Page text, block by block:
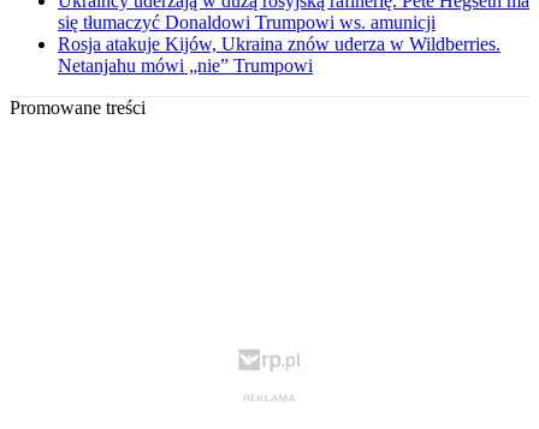
się tłumaczyć Donaldowi Trumpowi ws. amunicji
Rosja atakuje Kijów, Ukraina znów uderza w Wildberries.
Netanjahu mówi „nie” Trumpowi
Promowane treści